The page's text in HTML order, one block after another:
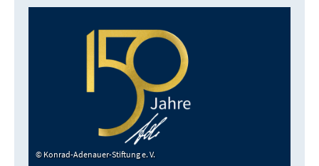
Konrad-Adenauer-Stiftung e. V.